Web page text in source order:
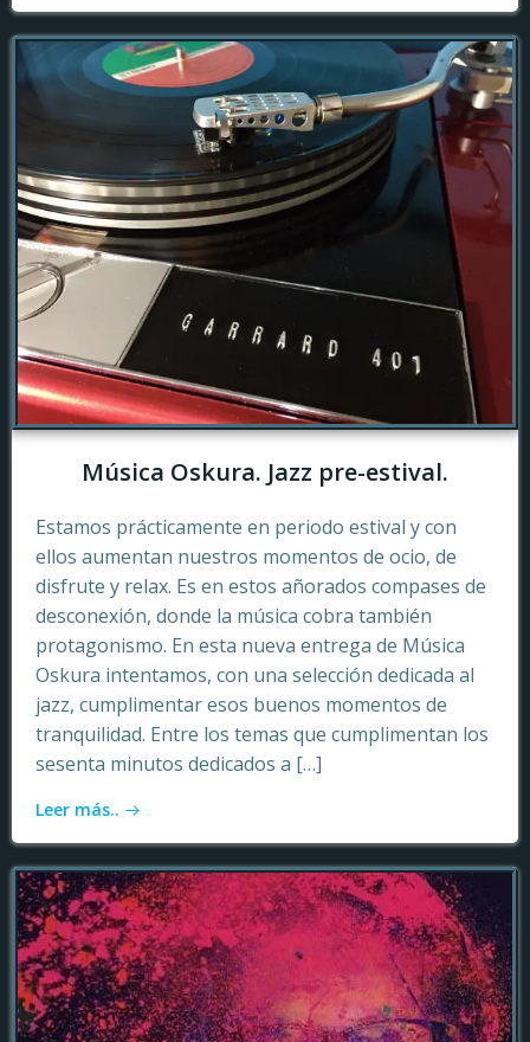
Música Oskura. Jazz pre-estival.
Estamos prácticamente en periodo estival y con
ellos aumentan nuestros momentos de ocio, de
disfrute y relax. Es en estos añorados compases de
desconexión, donde la música cobra también
protagonismo. En esta nueva entrega de Música
Oskura intentamos, con una selección dedicada al
jazz, cumplimentar esos buenos momentos de
tranquilidad. Entre los temas que cumplimentan los
sesenta minutos dedicados a […]
Leer más..